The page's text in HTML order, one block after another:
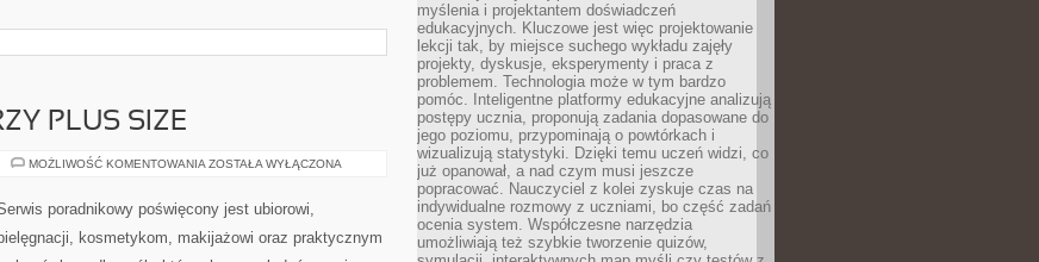
PLUS SIZE
MOŻLIWOŚĆ KOMENTOWANIA MAKIJAŻ
PLUS
SIZE
ZOSTAŁA WYŁĄCZONA
poradnikowy poświęcony jest ubiorowi,
kosmetykom, makijażowi oraz praktycznym
myślenia i projektantem doświadczeń
edukacyjnych. Kluczowe jest więc projektowanie
lekcji tak, by miejsce suchego wykładu zajęły
projekty, dyskusje, eksperymenty i praca z
problemem. Technologia może w tym bardzo
pomóc. Inteligentne platformy edukacyjne analizują
postępy ucznia, proponują zadania dopasowane do
jego poziomu, przypominają o powtórkach i
wizualizują statystyki. Dzięki temu uczeń widzi, co
już opanował, a nad czym musi jeszcze
popracować. Nauczyciel z kolei zyskuje czas na
indywidualne rozmowy z uczniami, bo część zadań
ocenia system. Współczesne narzędzia
umożliwiają też szybkie tworzenie quizów,